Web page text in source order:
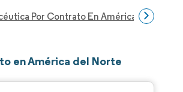
Por Contrato En América Del Norte
en América del Norte